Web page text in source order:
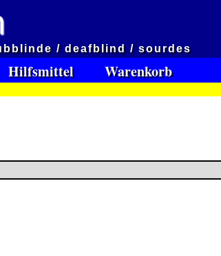
/ deafblind / sourdes
Hilfsmittel Warenkorb
Sie erhalten also